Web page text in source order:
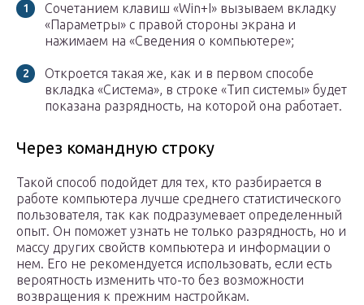
Сочетанием клавиш «Win+I» вызываем вкладку
«Параметры» с правой стороны экрана и
нажимаем на «Сведения о компьютере»;
Откроется такая же, как и в первом способе
вкладка «Система», в строке «Тип системы» будет
показана разрядность, на которой она работает.
Через командную строку
Такой способ подойдет для тех, кто разбирается в
работе компьютера лучше среднего статистического
пользователя, так как подразумевает определенный
опыт. Он поможет узнать не только разрядность, но и
массу других свойств компьютера и информации о
нем. Его не рекомендуется использовать, если есть
вероятность изменить что-то без возможности
возвращения к прежним настройкам.